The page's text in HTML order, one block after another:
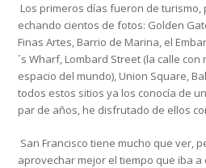
Los primeros días fueron de
echando cientos de fotos: Golden
Finas Artes, Barrio de Marina, el
´s Wharf, Lombard Street (la calle
espacio del mundo), Union Square,
todos estos sitios ya los conocía de
par de años, he disfrutado de ellos
San Francisco tiene mucho que ver,
aprovechar mejor el tiempo que iba a